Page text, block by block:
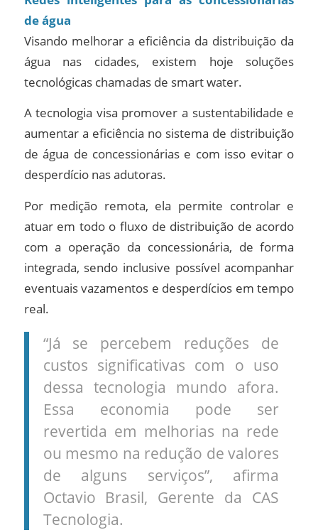
de água
Visando melhorar a eficiência da distribuição da
água nas cidades, existem hoje soluções
tecnológicas chamadas de smart water.
A tecnologia visa promover a sustentabilidade e
aumentar a eficiência no sistema de distribuição
de água de concessionárias e com isso evitar o
desperdício nas adutoras.
Por medição remota, ela permite controlar e
atuar em todo o fluxo de distribuição de acordo
com a operação da concessionária, de forma
integrada, sendo inclusive possível acompanhar
eventuais vazamentos e desperdícios em tempo
real.
“Já se percebem reduções de
custos significativas com o uso
dessa tecnologia mundo afora.
Essa economia pode ser
revertida em melhorias na rede
ou mesmo na redução de valores
de alguns serviços”, afirma
Octavio Brasil, Gerente da CAS
Tecnologia.